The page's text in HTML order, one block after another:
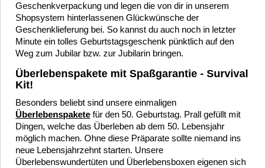
Geschenkverpackung und legen die von dir in unserem
Shopsystem hinterlassenen Glückwünsche der
Geschenklieferung bei. So kannst du auch noch in letzter
Minute ein tolles Geburtstagsgeschenk pünktlich auf den
Weg zum Jubilar bzw. zur Jubilarin bringen.
Überlebenspakete mit Spaßgarantie - Survival
Kit!
Besonders beliebt sind unsere einmaligen
Überlebenspakete für den 50. Geburtstag. Prall gefüllt mit
Dingen, welche das Überleben ab dem 50. Lebensjahr
möglich machen. Ohne diese Präparate sollte niemand ins
neue Lebensjahrzehnt starten. Unsere
Überlebenswundertüten und Überlebensboxen eigenen sich